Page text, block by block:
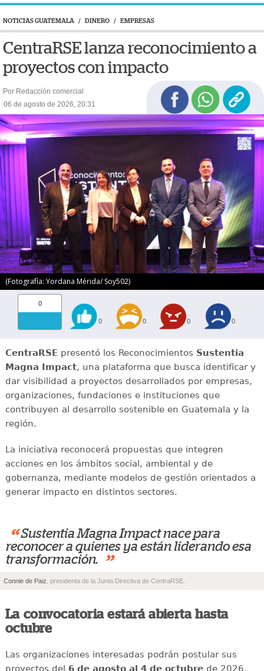
NOTICIAS GUATEMALA / DINERO / EMPRESAS
CentraRSE lanza reconocimiento a
proyectos con impacto
Por Redacción comercial
06 de agosto de 2026, 20:31
(Fotografía: Yordana Mérida/ Soy502)
0
0 0 0 0
CentraRSEpresentó los Reconocimientos Sustentia
Magna Impact, una plataforma que busca identificar y
dar visibilidad a proyectos desarrollados por empresas,
organizaciones, fundaciones e instituciones que
contribuyen al desarrollo sostenible en Guatemala y la
región.
La iniciativa reconocerá propuestas que integren
acciones en los ámbitos social, ambiental y de
gobernanza, mediante modelos de gestión orientados a
generar impacto en distintos sectores.
“ Sustentia Magna Impact nace para
reconocer a quienes ya están liderando esa
transformación.
”
Connie de Paiz , presidenta de la Junta Directiva de CentraRSE.
La convocatoria estará abierta hasta
octubre
Las organizaciones interesadas podrán postular sus
proyectos del 6 de agosto al 4 de octubrede 2026.